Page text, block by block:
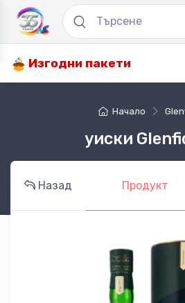
Изгодни пакети
Начало
уиски
Назад Продукт